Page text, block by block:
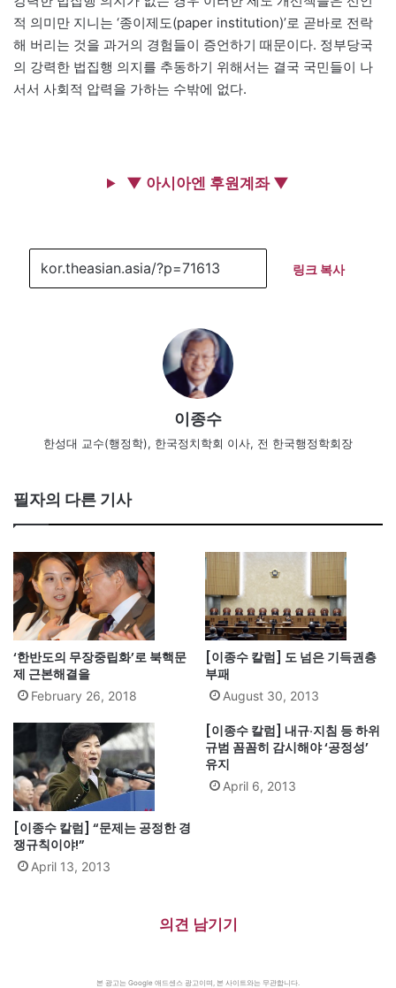
적 의미만 지니는 ‘종이제도(paper institution)’로 곧바로 전락
해 버리는 것을 과거의 경험들이 증언하기 때문이다. 정부당국
의 강력한 법집행 의지를 추동하기 위해서는 결국 국민들이 나
서서 사회적 압력을 가하는 수밖에 없다.
▼ 아시아엔 후원계좌 ▼
링크 복사
이종수
한성대 교수(행정학), 한국정치학회 이사, 전 한국행정학회장
필자의 다른 기사
‘한반도의 무장중립화’로 북핵문
제 근본해결을
February 26, 2018
[이종수 칼럼] 도 넘은 기득권층
부패
August 30, 2013
[이종수 칼럼] “문제는 공정한 경
쟁규칙이야!”
April 13, 2013
[이종수 칼럼] 내규·지침 등 하위
규범 꼼꼼히 감시해야 ‘공정성’
유지
April 6, 2013
의견 남기기
본 광고는 Google 애드센스 광고이며, 본 사이트와는 무관합니다.